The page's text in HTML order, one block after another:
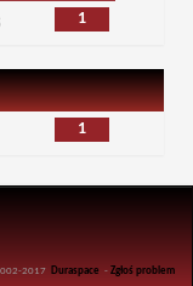
1
1
2017 Duraspace -Zgłoś problem